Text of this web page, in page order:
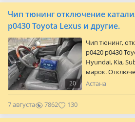
(стеклянные
и подключение
баров, и многое
Чип тюнинг отключение
p0430 Toyota Lexus и другие.
20
Чип тюнинг,
p0420 p0430
Hyundai, Kia,
марок.
p0420 p0430
p2440, p2441,
p2446, p2447
Астана
7 августа 7862 130